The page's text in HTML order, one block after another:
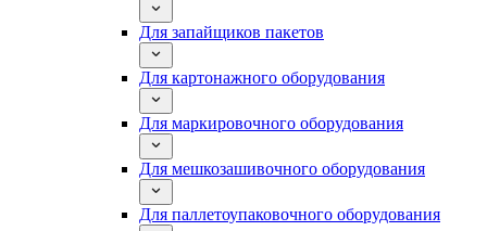
Для запайщиков пакетов
Для картонажного оборудования
Для маркировочного оборудования
Для мешкозашивочного оборудования
Для паллетоупаковочного оборудования